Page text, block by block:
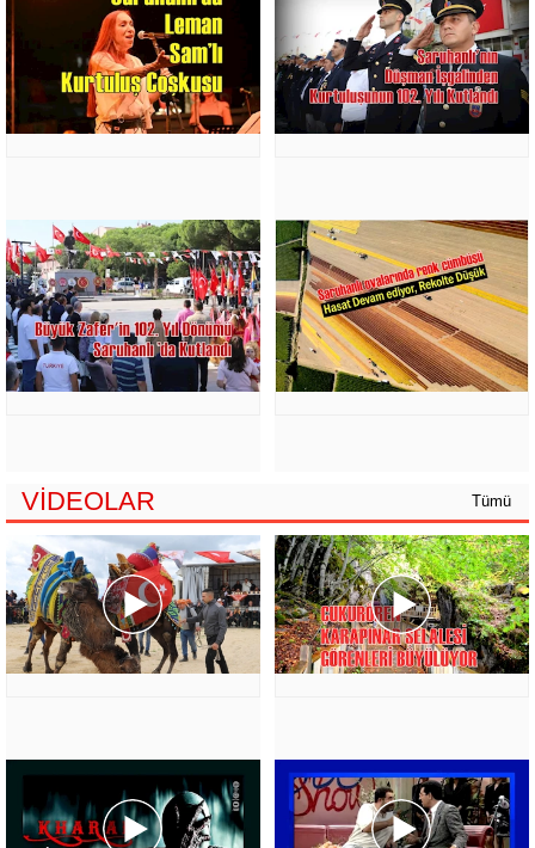
VİDEOLAR Tümü